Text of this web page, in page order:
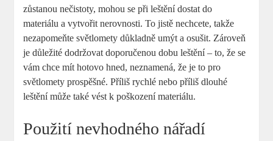
zůstanou nečistoty, mohou se při ⁢leštění dostat​ do
materiálu a vytvořit nerovnosti. ‌To jistě nechcete, takže
nezapomeňte světlomety důkladně‌ umýt a osušit. Zároveň
je důležité dodržovat doporučenou dobu leštění – to, že se
vám chce mít⁣ hotovo hned, neznamená, že je to⁢ pro
světlomety prospěšné. Příliš rychlé nebo příliš dlouhé
leštění může také⁤ vést⁤ k poškození materiálu.
Použití nevhodného⁤ nářadí